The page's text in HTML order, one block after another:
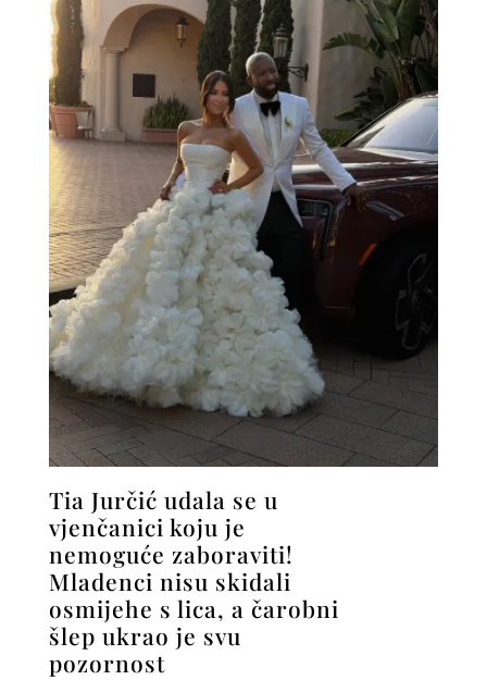
Tia Jurčić udala se u
vjenčanici koju je
nemoguće zaboraviti!
Mladenci nisu skidali
osmijehe s lica, a čarobni
šlep ukrao je svu
pozornost